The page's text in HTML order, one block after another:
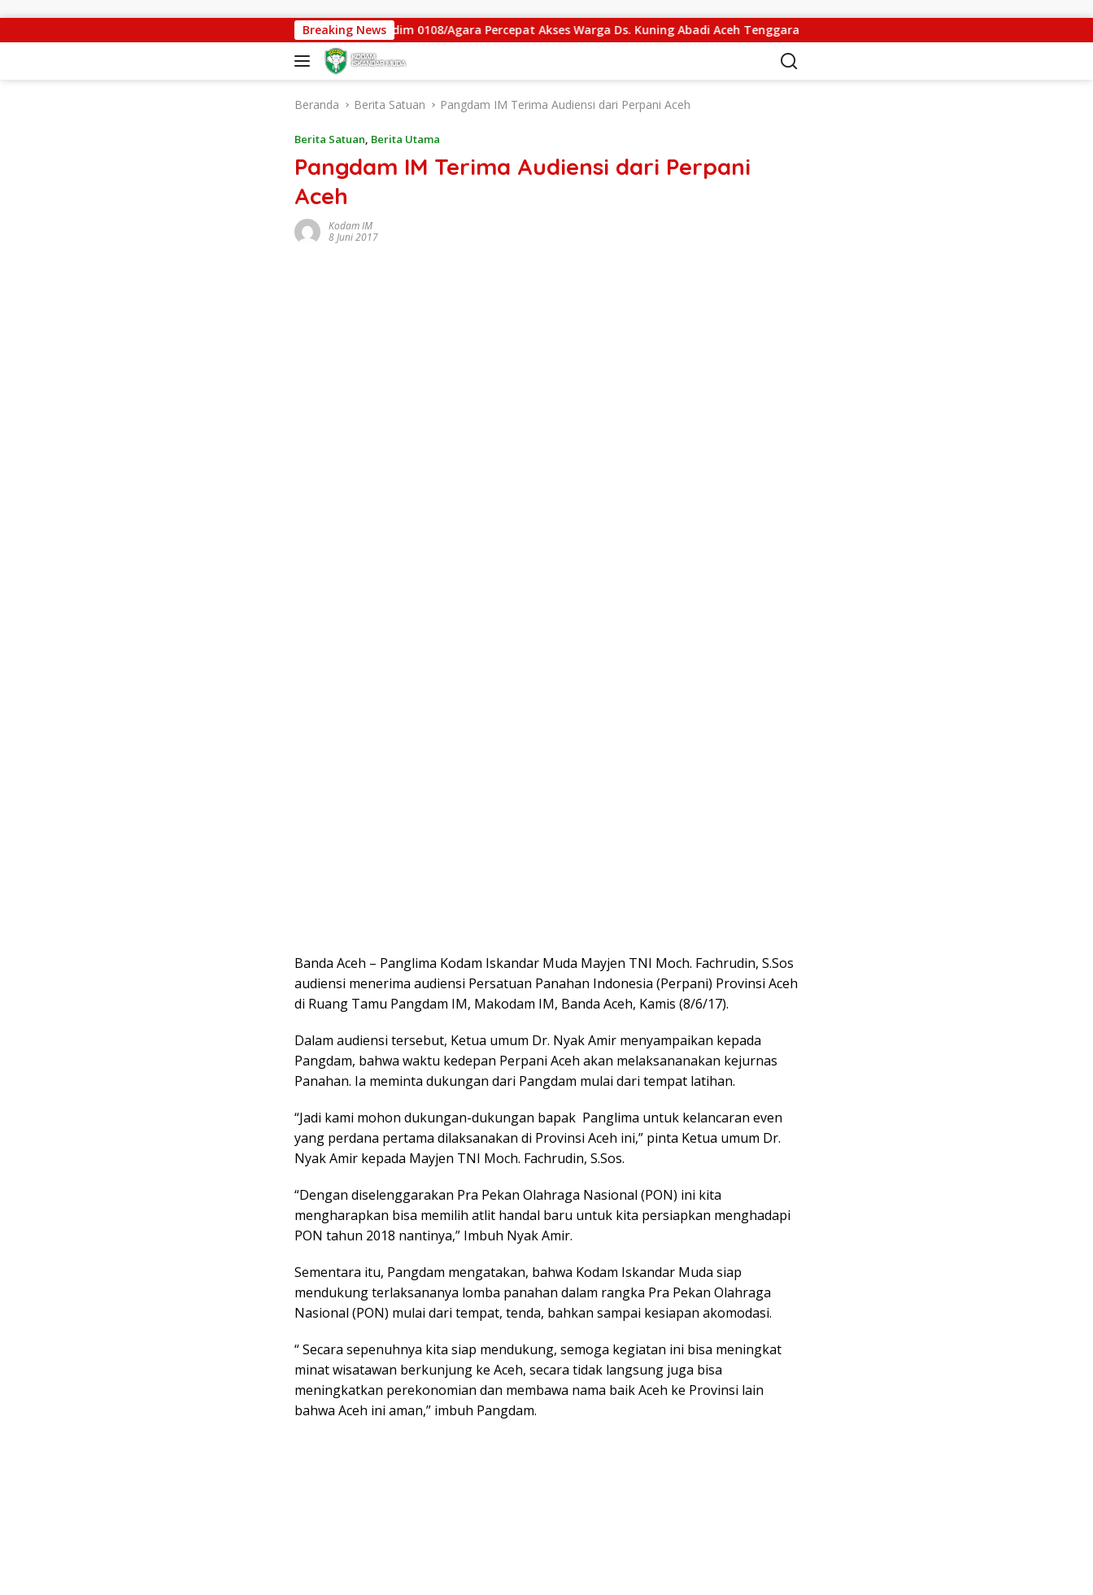
Breaking News
Capai 88 Persen, Satgas Jembatan Gantung Kodim 0108/Agara Percepat Akses Warga Ds. Kuning Abadi Aceh Tenggara
Beranda Berita Satuan Pangdam IM Terima Audiensi dari Perpani Aceh
Berita Satuan, Berita Utama
Pangdam IM Terima Audiensi dari Perpani
Aceh
Kodam IM
8 Juni 2017
Banda Aceh – Panglima Kodam Iskandar Muda Mayjen TNI Moch. Fachrudin, S.Sos
audiensi menerima audiensi Persatuan Panahan Indonesia (Perpani) Provinsi Aceh
di Ruang Tamu Pangdam IM, Makodam IM, Banda Aceh, Kamis (8/6/17).
Dalam audiensi tersebut, Ketua umum Dr. Nyak Amir menyampaikan kepada
Pangdam, bahwa waktu kedepan Perpani Aceh akan melaksananakan kejurnas
Panahan. Ia meminta dukungan dari Pangdam mulai dari tempat latihan.
“Jadi kami mohon dukungan-dukungan bapak Panglima untuk kelancaran even
yang perdana pertama dilaksanakan di Provinsi Aceh ini,” pinta Ketua umum Dr.
Nyak Amir kepada Mayjen TNI Moch. Fachrudin, S.Sos.
“Dengan diselenggarakan Pra Pekan Olahraga Nasional (PON) ini kita
mengharapkan bisa memilih atlit handal baru untuk kita persiapkan menghadapi
PON tahun 2018 nantinya,” Imbuh Nyak Amir.
Sementara itu, Pangdam mengatakan, bahwa Kodam Iskandar Muda siap
mendukung terlaksananya lomba panahan dalam rangka Pra Pekan Olahraga
Nasional (PON) mulai dari tempat, tenda, bahkan sampai kesiapan akomodasi.
“ Secara sepenuhnya kita siap mendukung, semoga kegiatan ini bisa meningkat
minat wisatawan berkunjung ke Aceh, secara tidak langsung juga bisa
meningkatkan perekonomian dan membawa nama baik Aceh ke Provinsi lain
bahwa Aceh ini aman,” imbuh Pangdam.